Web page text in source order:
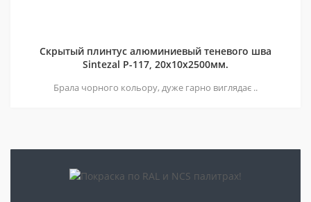
Скрытый плинтус алюминиевый теневого шва
Sintezal P-117, 20х10х2500мм.
Брала чорного кольору, дуже гарно виглядає ..